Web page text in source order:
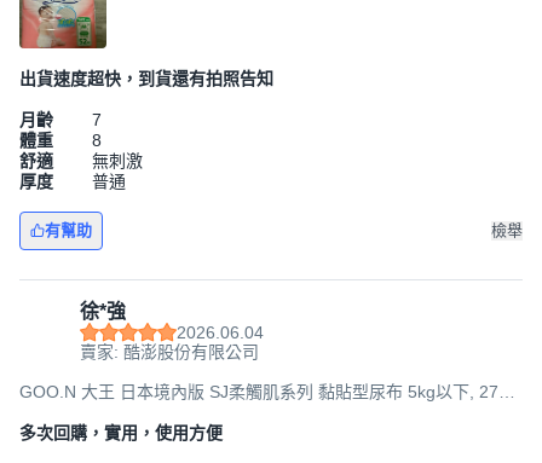
出貨速度超快，到貨還有拍照告知
月齡
7
體重
8
舒適
無刺激
厚度
普通
有幫助 檢舉
徐*強
2026.06.04
賣家: 酷澎股份有限公司
GOO.N 大王 日本境內版 SJ柔觸肌系列 黏貼型尿布 5kg以下, 272
多次回購，實用，使用方便